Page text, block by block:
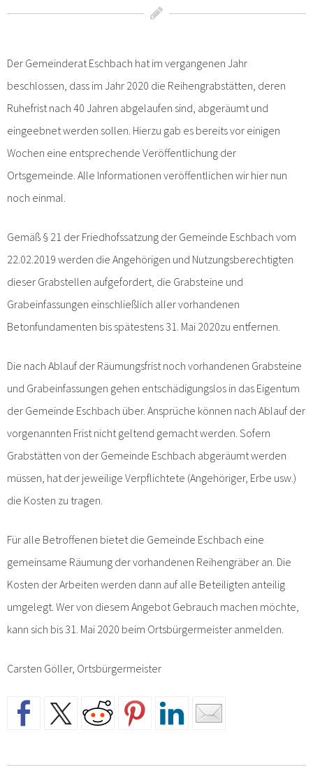
Der Gemeinderat Eschbach hat im vergangenen Jahr
beschlossen, dass im Jahr 2020 die Reihengrabstätten, deren
Ruhefrist nach 40 Jahren abgelaufen sind, abgeräumt und
eingeebnet werden sollen. Hierzu gab es bereits vor einigen
Wochen eine entsprechende Veröffentlichung der
Ortsgemeinde. Alle Informationen veröffentlichen wir hier nun
noch einmal.
Gemäß § 21 der Friedhofssatzung der Gemeinde Eschbach vom
22.02.2019 werden die Angehörigen und Nutzungsberechtigten
dieser Grabstellen aufgefordert, die Grabsteine und
Grabeinfassungen einschließlich aller vorhandenen
Betonfundamenten bis spätestens 31. Mai 2020zu entfernen.
Die nach Ablauf der Räumungsfrist noch vorhandenen Grabsteine
und Grabeinfassungen gehen entschädigungslos in das Eigentum
der Gemeinde Eschbach über. Ansprüche können nach Ablauf der
vorgenannten Frist nicht geltend gemacht werden. Sofern
Grabstätten von der Gemeinde Eschbach abgeräumt werden
müssen, hat der jeweilige Verpflichtete (Angehöriger, Erbe usw.)
die Kosten zu tragen.
Für alle Betroffenen bietet die Gemeinde Eschbach eine
gemeinsame Räumung der vorhandenen Reihengräber an. Die
Kosten der Arbeiten werden dann auf alle Beteiligten anteilig
umgelegt. Wer von diesem Angebot Gebrauch machen möchte,
kann sich bis 31. Mai 2020 beim Ortsbürgermeister anmelden.
Carsten Göller, Ortsbürgermeister